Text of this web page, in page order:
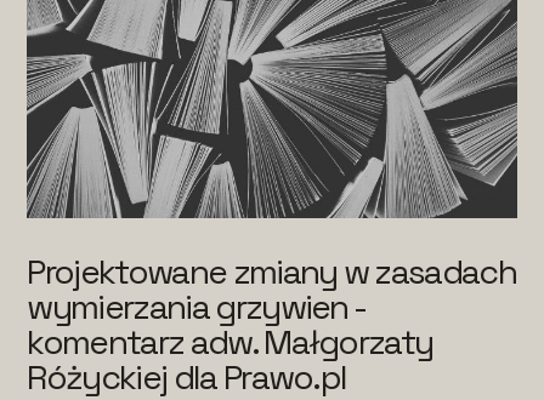
Projektowane zmiany w zasadach
wymierzania grzywien -
komentarz adw. Małgorzaty
Różyckiej dla Prawo.pl